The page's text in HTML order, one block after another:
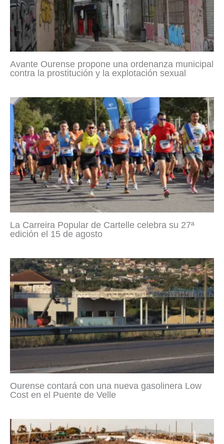
Avante Ourense propone una ordenanza municipal
contra la prostitución y la explotación sexual
La Carreira Popular de Cartelle celebra su 27ª
edición el 15 de agosto
Ourense contará con una nueva gasolinera Low
Cost en el Puente de Velle